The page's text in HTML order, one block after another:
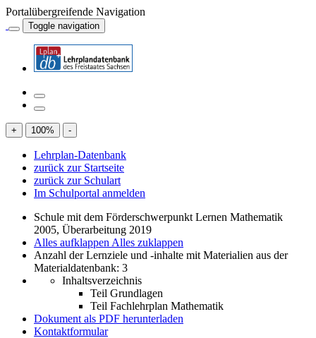
Portalübergreifende Navigation
Toggle navigation
+ 100% -
Lehrplan-Datenbank
zurück zur Startseite
zurück zur Schulart
Im Schulportal anmelden
Schule mit dem Förderschwerpunkt Lernen Mathematik
2005, Überarbeitung 2019
Alles aufklappen Alles zuklappen
Anzahl der Lernziele und -inhalte mit Materialien aus der
Materialdatenbank: 3
Inhaltsverzeichnis
Teil Grundlagen
Teil Fachlehrplan Mathematik
Dokument als PDF herunterladen
Kontaktformular